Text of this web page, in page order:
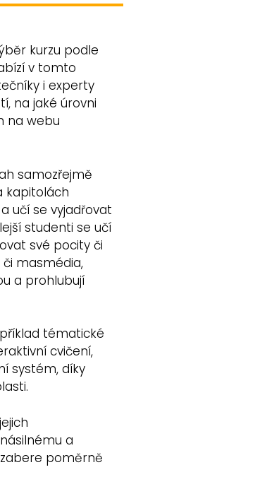
kurzu podle
v tomto
i experty
na jaké úrovni
na webu
samozřejmě
kapitolách
učí se vyjadřovat
studenti se učí
své pocity či
masmédia,
a prohlubují
tématické
cvičení,
systém, díky
a
poměrně